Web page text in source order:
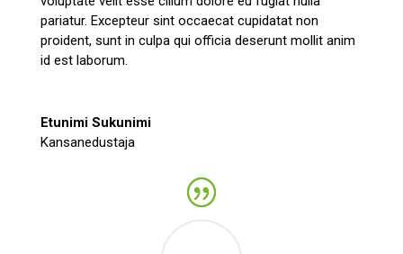
pariatur. Excepteur sint occaecat cupidatat non
proident, sunt in culpa qui officia deserunt mollit anim
id est laborum.
Etunimi Sukunimi
Kansanedustaja